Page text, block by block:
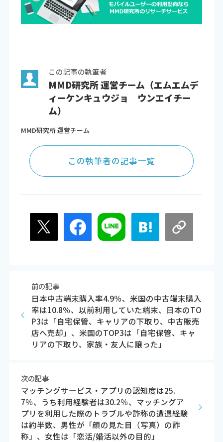
この記事の執筆者
MMD研究所 運営チーム（エムエムデ
ィーケンキュウジョ ウンエイチー
ム）
MMD研究所 運営チーム
この執筆者の記事一覧
前の記事
日本中古端末購入率4.9％、米国の中古端末購入
率は10.8％、以前利用していた端末、日本のTO
P3は「自宅保管、キャリアの下取り、中古販売
店へ売却」、米国のTOP3は「自宅保管、キャ
リアの下取り、家族・友人に譲った」
次の記事
マッチングサービス・アプリの認知度は25.
7％、うち利用経験者は30.2％、マッチングア
プリを利用した際のトラブルや詐称の遭遇経験
は約半数、男性が「顔の見た目（写真）の詐
称」、女性は「恋活/婚活以外の目的」